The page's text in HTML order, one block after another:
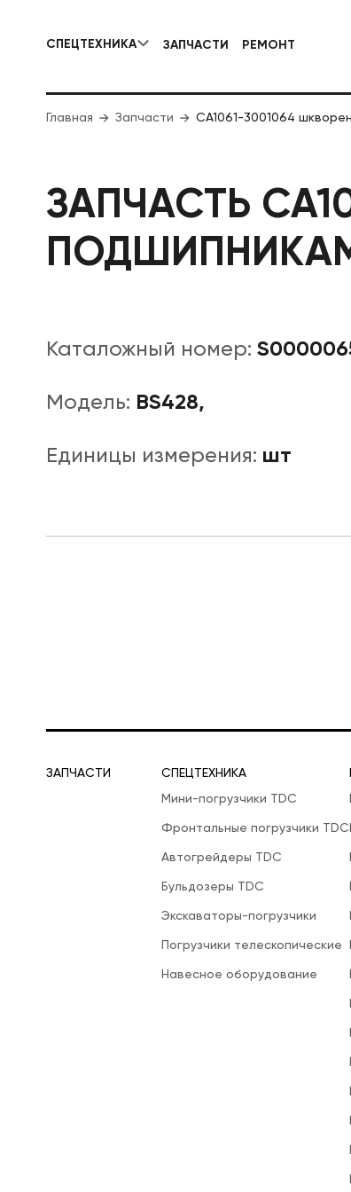
СПЕЦТЕХНИКА
КОММУНАЛЬНАЯ СПЕЦТЕХНИКА
ЗАПЧАСТИ РЕМОНТ
Главная Запчасти CA1061-3001064
ЗАПЧАСТЬ
Каталожный номер:
Модель: BS428,
Единицы измерения: шт
ЗАПЧАСТИ
СПЕЦТЕХНИКА
Мини-погрузчики TDC
Фронтальные погрузчики TDC
Автогрейдеры TDC
Бульдозеры TDC
Экскаваторы-погрузчики
Погрузчики телескопические
Навесное оборудование